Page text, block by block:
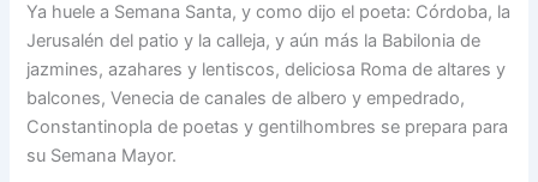
Ya huele a Semana Santa, y como dijo el poeta: Córdoba, la
Jerusalén del patio y la calleja, y aún más la Babilonia de
jazmines, azahares y lentiscos, deliciosa Roma de altares y
balcones, Venecia de canales de albero y empedrado,
Constantinopla de poetas y gentilhombres se prepara para
su Semana Mayor.